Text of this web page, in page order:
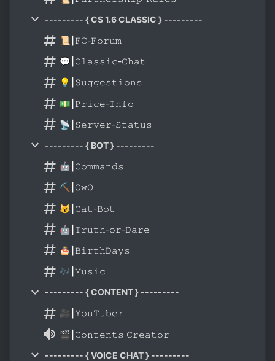
--------- { CS 1.6 CLASSIC } ---------
📜┃𝙵𝙲-𝙵𝚘𝚛𝚞𝚖
💬┃𝙲𝚕𝚊𝚜𝚜𝚒𝚌-𝙲𝚑𝚊𝚝
💡┃𝚂𝚞𝚐𝚐𝚎𝚜𝚝𝚒𝚘𝚗𝚜
💵┃𝙿𝚛𝚒𝚌𝚎-𝙸𝚗𝚏𝚘
📡┃𝚂𝚎𝚛𝚟𝚎𝚛-𝚂𝚝𝚊𝚝𝚞𝚜
--------- { BOT } ---------
🤖┃𝙲𝚘𝚖𝚖𝚊𝚗𝚍𝚜
⛏️┃𝙾𝚠𝙾
😺┃𝙲𝚊𝚝-𝙱𝚘𝚝
🤖┃𝚃𝚛𝚞𝚝𝚑-𝚘𝚛-𝙳𝚊𝚛𝚎
🎂┃𝙱𝚒𝚛𝚝𝚑𝙳𝚊𝚢𝚜
🎶┃𝙼𝚞𝚜𝚒𝚌
--------- { CONTENT } ---------
🎥┃𝚈𝚘𝚞𝚃𝚞𝚋𝚎𝚛
🎬┃𝙲𝚘𝚗𝚝𝚎𝚗𝚝𝚜 𝙲𝚛𝚎𝚊𝚝𝚘𝚛
--------- { VOICE CHAT } ---------